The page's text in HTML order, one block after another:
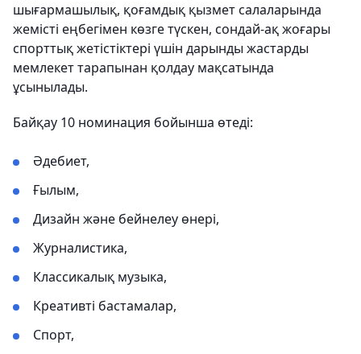
шығармашылық, қоғамдық қызмет салаларында
жемiстi еңбегімен көзге түскен, сондай-ақ жоғары
спорттық жетістіктері үшін дарынды жастарды
мемлекет тарапынан қолдау мақсатында
ұсынылады.
Байқау 10 номинация бойынша өтеді:
Әдебиет,
Ғылым,
Дизайн және бейнелеу өнері,
Журналистика,
Классикалық музыка,
Креативті бастамалар,
Спорт,